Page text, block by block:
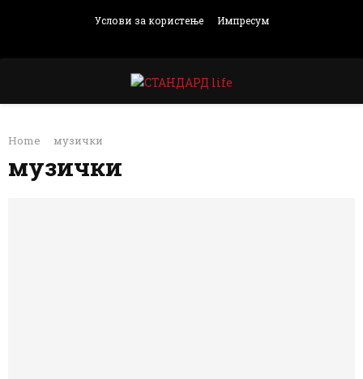
Услови за користење Импресум
PRIMARY
MENU
Home музички
музички